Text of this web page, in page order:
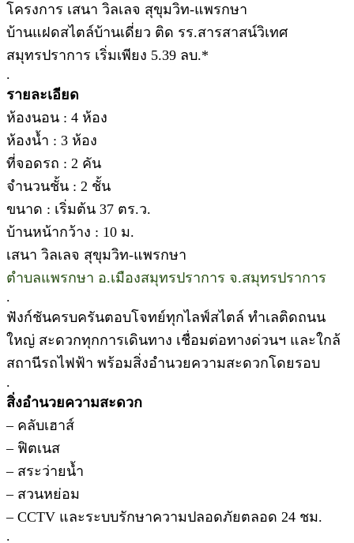
โครงการ เสนา วิลเลจ สุขุมวิท-แพรกษา
บ้านแฝดสไตล์บ้านเดี่ยว ติด รร.สารสาสน์วิเทศ
สมุทรปราการ เริ่มเพียง 5.39 ลบ.*
.
รายละเอียด
ห้องนอน : 4 ห้อง
ห้องน้ำ : 3 ห้อง
ที่จอดรถ : 2 คัน
จำนวนชั้น : 2 ชั้น
ขนาด : เริ่มต้น 37 ตร.ว.
บ้านหน้ากว้าง : 10 ม.
เสนา วิลเลจ สุขุมวิท-แพรกษา
ตำบลแพรกษา อ.เมืองสมุทรปราการ จ.สมุทรปราการ
.
ฟังก์ชันครบครันตอบโจทย์ทุกไลฟ์สไตล์ ทำเลติดถนน
ใหญ่ สะดวกทุกการเดินทาง เชื่อมต่อทางด่วนฯ และใกล้
สถานีรถไฟฟ้า พร้อมสิ่งอำนวยความสะดวกโดยรอบ
.
สิ่งอำนวยความสะดวก
– คลับเฮาส์
– ฟิตเนส
– สระว่ายน้ำ
– สวนหย่อม
– CCTV และระบบรักษาความปลอดภัยตลอด 24 ชม.
.